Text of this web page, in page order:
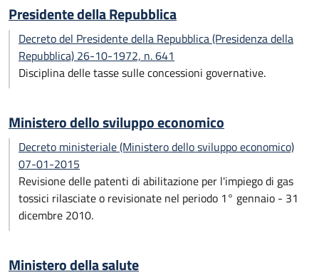
Presidente della Repubblica
Decreto del Presidente della Repubblica (Presidenza della
Repubblica) 26-10-1972, n. 641
Disciplina delle tasse sulle concessioni governative.
Ministero dello sviluppo economico
Decreto ministeriale (Ministero dello sviluppo economico)
07-01-2015
Revisione delle patenti di abilitazione per l'impiego di gas
tossici rilasciate o revisionate nel periodo 1° gennaio - 31
dicembre 2010.
Ministero della salute